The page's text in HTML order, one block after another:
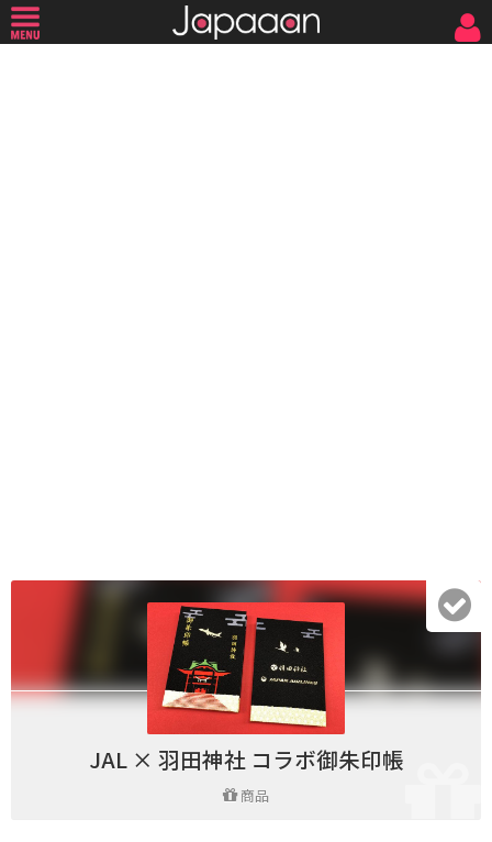
JAL × 羽田神社 コラボ御朱印帳
商品